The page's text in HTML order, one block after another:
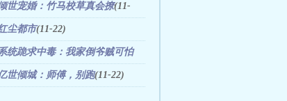
世宠婚：竹马校草真会撩(11-
尘都市(11-22)
统跪求中毒：我家倒爷贼可怕
22)
世倾城：师傅，别跑(11-22)